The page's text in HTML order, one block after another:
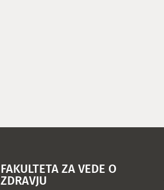
FAKULTETA ZA VEDE O
ZDRAVJU